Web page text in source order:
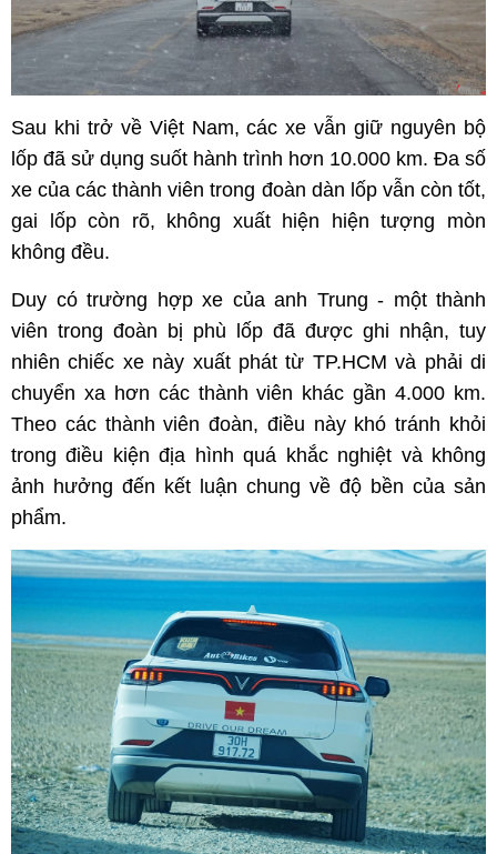
Sau khi trở về Việt Nam, các xe vẫn giữ nguyên bộ
lốp đã sử dụng suốt hành trình hơn 10.000 km. Đa số
xe của các thành viên trong đoàn dàn lốp vẫn còn tốt,
gai lốp còn rõ, không xuất hiện hiện tượng mòn
không đều.
Duy có trường hợp xe của anh Trung - một thành
viên trong đoàn bị phù lốp đã được ghi nhận, tuy
nhiên chiếc xe này xuất phát từ TP.HCM và phải di
chuyển xa hơn các thành viên khác gần 4.000 km.
Theo các thành viên đoàn, điều này khó tránh khỏi
trong điều kiện địa hình quá khắc nghiệt và không
ảnh hưởng đến kết luận chung về độ bền của sản
phẩm.